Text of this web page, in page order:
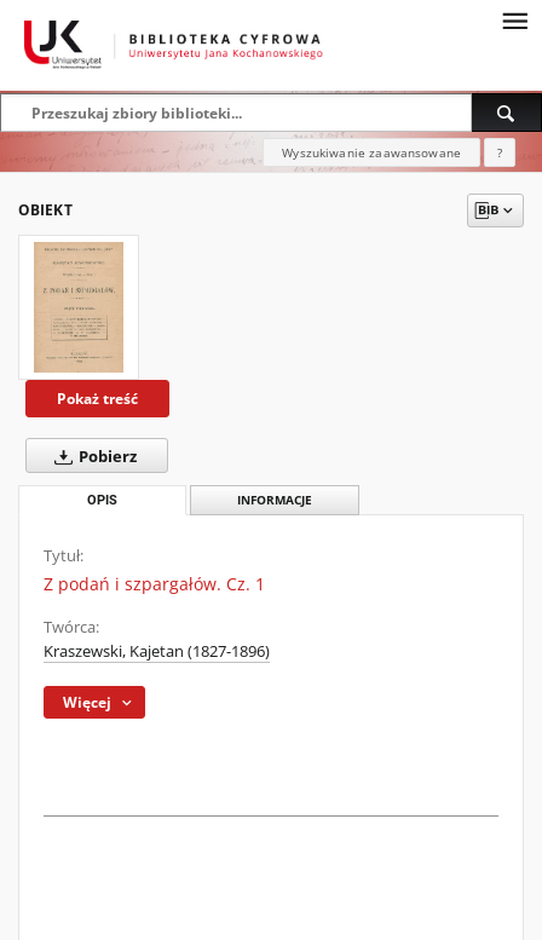
Wyszukiwanie zaawansowane ?
OBIEKT
Pokaż treść
Pobierz
OPIS INFORMACJE
Tytuł:
Z podań i szpargałów. Cz. 1
Twórca:
Kraszewski, Kajetan (1827-1896)
Więcej